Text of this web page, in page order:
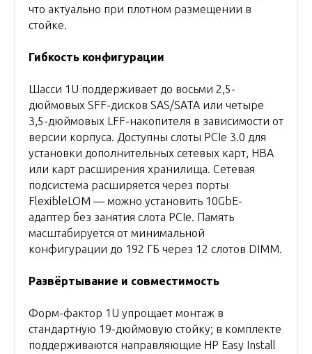
что актуально при плотном размещении в
стойке.
Гибкость конфигурации
Шасси 1U поддерживает до восьми 2,5-
дюймовых SFF-дисков SAS/SATA или четыре
3,5-дюймовых LFF-накопителя в зависимости от
версии корпуса. Доступны слоты PCIe 3.0 для
установки дополнительных сетевых карт, HBA
или карт расширения хранилища. Сетевая
подсистема расширяется через порты
FlexibleLOM — можно установить 10GbE-
адаптер без занятия слота PCIe. Память
масштабируется от минимальной
конфигурации до 192 ГБ через 12 слотов DIMM.
Развёртывание и совместимость
Форм-фактор 1U упрощает монтаж в
стандартную 19-дюймовую стойку; в комплекте
поддерживаются направляющие HP Easy Install